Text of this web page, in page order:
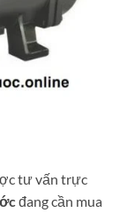
tư vấn trực
đang cần mua